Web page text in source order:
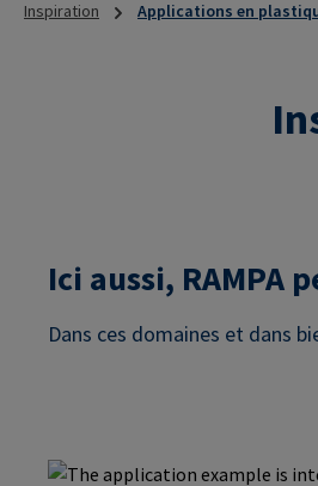
Inspiration Applications en
Ici aussi, RAMPA
Dans ces domaines et dans